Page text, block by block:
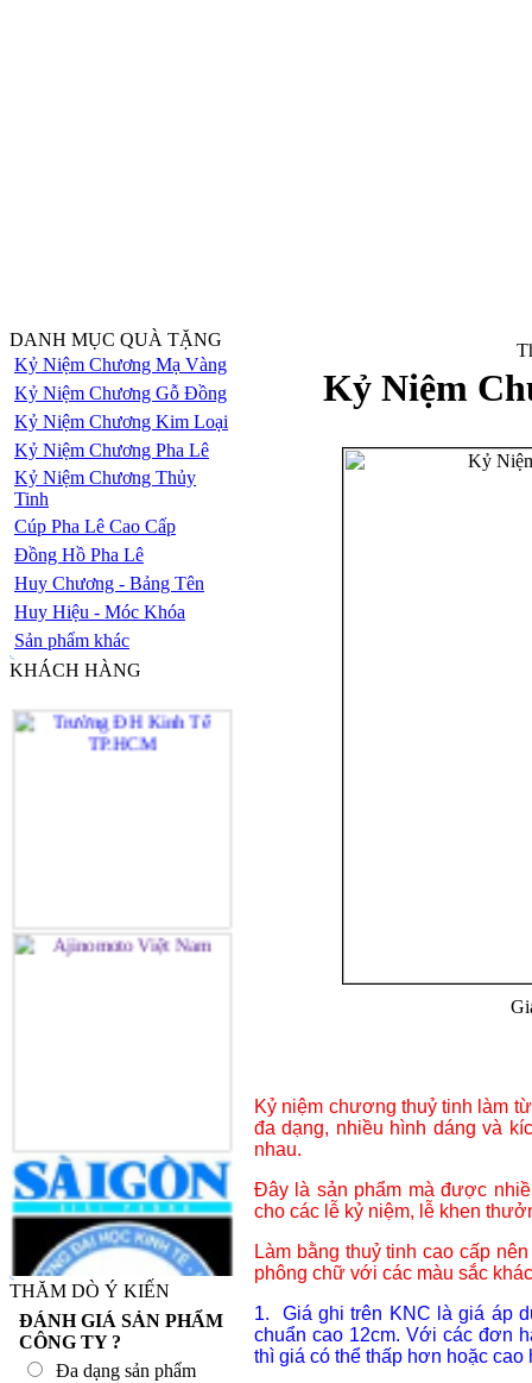
DANH MỤC QUÀ TẶNG
Kỷ Niệm Chương Mạ Vàng
Kỷ Niệm Chương Gỗ Đồng
Kỷ Niệm Chương Kim Loại
Kỷ Niệm Chương Pha Lê
Kỷ Niệm Chương Thủy
Tinh
Cúp Pha Lê Cao Cấp
Đồng Hồ Pha Lê
Huy Chương - Bảng Tên
Huy Hiệu - Móc Khóa
Sản phẩm khác
KHÁCH HÀNG
THĂM DÒ Ý KIẾN
ĐÁNH GIÁ SẢN PHẨM
CÔNG TY ?
Đa dạng sản phẩm
Kỷ Niệm
Kỷ niệm chương thuỷ tinh làm
đa dạng, nhiều hình dáng và
nhau.
Đây là sản phẩm mà được
cho các lễ kỷ niệm, lễ khen
Làm bằng thuỷ tinh cao cấp
phông chữ với các màu sắc
1. Giá ghi trên KNC là giá áp
chuẩn cao 12cm. Với các đơn
thì giá có thể thấp hơn hoặc cao